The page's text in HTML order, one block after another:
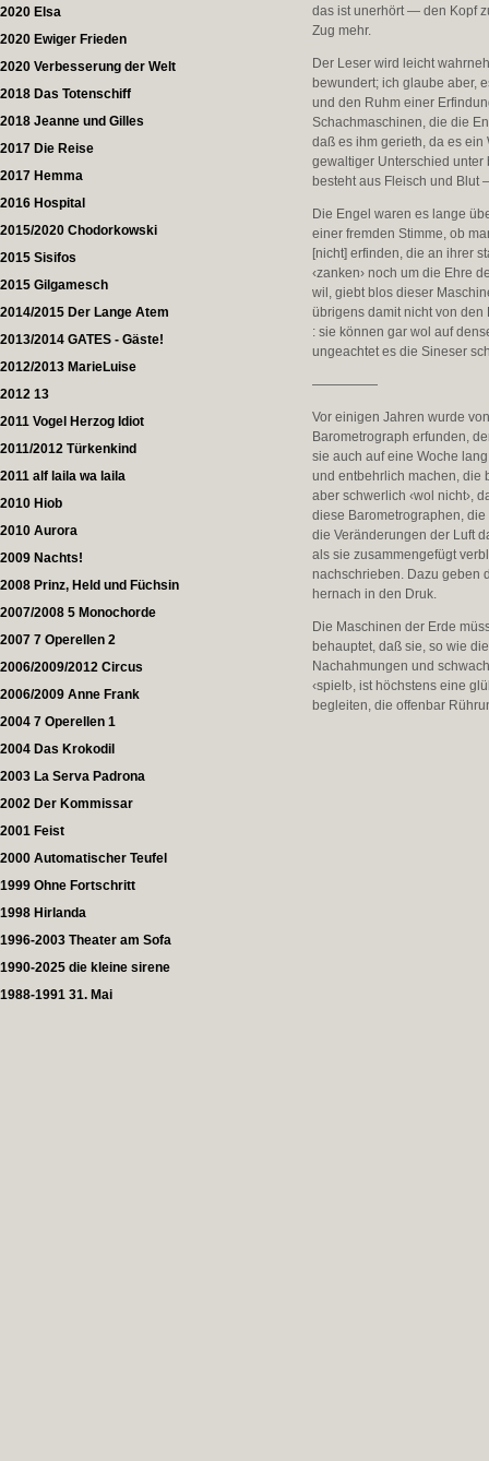
2020 Elsa
2020 Ewiger Frieden
2020 Verbesserung der Welt
2018 Das Totenschiff
2018 Jeanne und Gilles
2017 Die Reise
2017 Hemma
2016 Hospital
2015/2020 Chodorkowski
2015 Sisifos
2015 Gilgamesch
2014/2015 Der Lange Atem
2013/2014 GATES - Gäste!
2012/2013 MarieLuise
2012 13
2011 Vogel Herzog Idiot
2011/2012 Türkenkind
2011 alf laila wa laila
2010 Hiob
2010 Aurora
2009 Nachts!
2008 Prinz, Held und Füchsin
2007/2008 5 Monochorde
2007 7 Operellen 2
2006/2009/2012 Circus
2006/2009 Anne Frank
2004 7 Operellen 1
2004 Das Krokodil
2003 La Serva Padrona
2002 Der Kommissar
2001 Feist
2000 Automatischer Teufel
1999 Ohne Fortschritt
1998 Hirlanda
1996-2003 Theater am Sofa
1990-2025 die kleine sirene
1988-1991 31. Mai
das ist unerhört — den Kopf
Zug mehr.
Der Leser wird leicht
bewundert; ich glaube aber,
und den Ruhm einer
Schachmaschinen, die die
daß es ihm gerieth, da es
gewaltiger Unterschied unter
besteht aus Fleisch und Blut
Die Engel waren es lange
einer fremden Stimme, ob
[nicht] erfinden, die an ihrer
‹zanken› noch um die Ehre
wil, giebt blos dieser
übrigens damit nicht von
: sie können gar wol auf
ungeachtet es die Sineser
—————
Vor einigen Jahren wurde
Barometrograph erfunden,
sie auch auf eine Woche
und entbehrlich machen, die
aber schwerlich ‹wol nicht›,
diese Barometrographen,
die Veränderungen der Luft
als sie zusammengefügt
nachschrieben. Dazu geben
hernach in den Druk.
Die Maschinen der Erde
behauptet, daß sie, so wie
Nachahmungen und
‹spielt›, ist höchstens eine
begleiten, die offenbar